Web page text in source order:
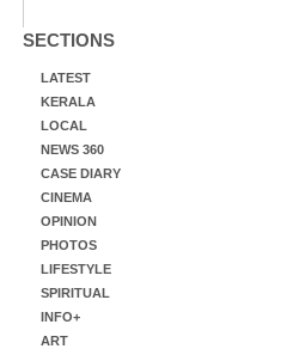
SECTIONS
LATEST
KERALA
LOCAL
NEWS 360
CASE DIARY
CINEMA
OPINION
PHOTOS
LIFESTYLE
SPIRITUAL
INFO+
ART